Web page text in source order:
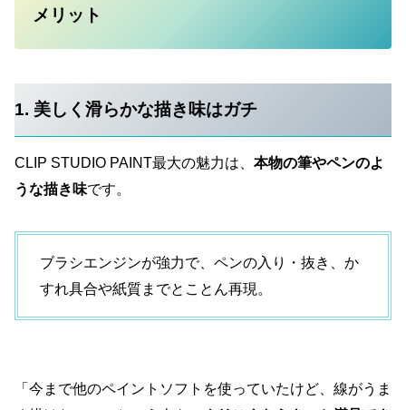
メリット
1. 美しく滑らかな描き味はガチ
CLIP STUDIO PAINT最大の魅力は、 本物の筆やペンのよ
うな描き味です。
ブラシエンジンが強力で、ペンの入り・抜き、か
すれ具合や紙質までとことん再現。
「今まで他のペイントソフトを使っていたけど、線がうま